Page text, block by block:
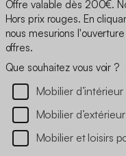
Offre valable dès 200€.
Hors prix rouges. En
nous mesurions
offres.
Que souhaitez vous voir ?
Mobilier d’intérieur
Mobilier d’extérieur
Mobilier et loisirs